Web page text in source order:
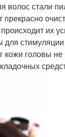
волос стали
их
головы не